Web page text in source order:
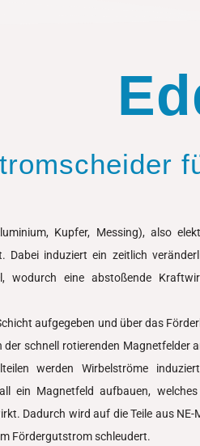
Kupfer, Messing), also
Dabei induziert ein zeitlich
wodurch eine abstoßende
aufgegeben und über das
schnell rotierenden Magnetfelder
werden Wirbelströme
ein Magnetfeld aufbauen,
Dadurch wird auf die Teile aus NE-
Fördergutstrom schleudert.